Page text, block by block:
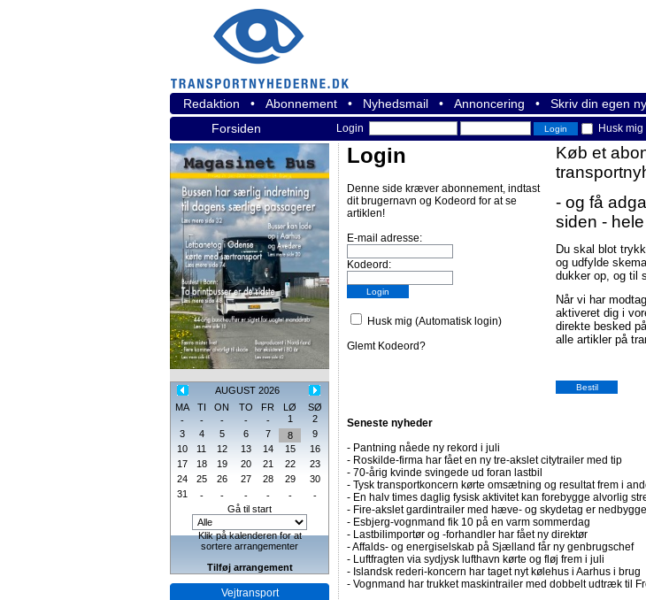
Redaktion • Abonnement • Nyhedsmail • Annoncering • Skriv din egen
Forsiden
Login Husk mig
AUGUST 2026
MA
TI ON TO FR LØ
SØ
-
- - - - 1
2
3
4 5 6 7 8
9
10
11 12 13 14 15
16
17
18 19 20 21 22
23
24
25 26 27 28 29
30
31
- - - - -
-
Gå til start
Klik på kalenderen for at
sortere arrangementer
Tilføj arrangement
Vejtransport
Login
Denne side kræver abonnement, indtast
dit brugernavn og Kodeord for at se
artiklen!
E-mail adresse:
Kodeord:
Husk mig (Automatisk login)
Glemt Kodeord?
Køb et
- og få
siden -
Du skal blot
og udfylde
dukker op, og til
Når vi har
aktiveret dig i
direkte besked
alle artikler på
Seneste nyheder
- Pantning nåede ny rekord i juli
- Roskilde-firma har fået en ny tre-akslet citytrailer med tip
- 70-årig kvinde svingede ud foran lastbil
- Tysk transportkoncern kørte omsætning og resultat frem i
- En halv times daglig fysisk aktivitet kan forebygge alvorlig
- Fire-akslet gardintrailer med hæve- og skydetag er
- Esbjerg-vognmand fik 10 på en varm sommerdag
- Lastbilimportør og -forhandler har fået ny direktør
-Affalds- og energiselskab på Sjælland får ny genbrugschef
- Luftfragten via sydjysk lufthavn kørte og fløj frem i juli
- Islandsk rederi-koncern har taget nyt kølehus i Aarhus i brug
- Vognmand har trukket maskintrailer med dobbelt udtræk til